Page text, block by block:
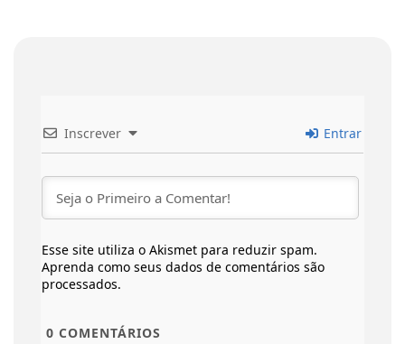
Inscrever Entrar
Esse site utiliza o Akismet para reduzir spam.
Aprenda como seus dados de comentários são
processados.
0 COMENTÁRIOS